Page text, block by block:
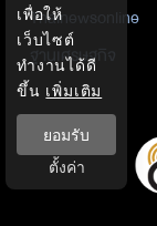
Thainewsonline
ฐานเศรษฐกิจ
เพื่อให้
เว็บไซต์
ทำงานได้ดี
ขึ้น เพิ่มเติม
ยอมรับ
ตั้งค่า